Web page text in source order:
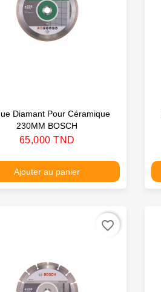
Diamant Pour Céramique
230MM BOSCH
Prix
65,000 TND
Ajouter au panier
favorite_border